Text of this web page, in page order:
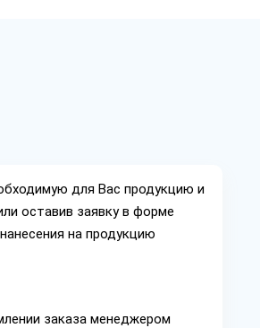
для Вас продукцию и
оставив заявку в форме
на продукцию
заказа менеджером